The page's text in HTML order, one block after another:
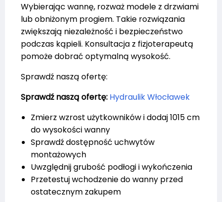
Wybierając wannę, rozważ modele z drzwiami
lub obniżonym progiem. Takie rozwiązania
zwiększają niezależność i bezpieczeństwo
podczas kąpieli. Konsultacja z fizjoterapeutą
pomoże dobrać optymalną wysokość.
Sprawdź naszą ofertę:
Sprawdź naszą ofertę: Hydraulik Włocławek
Zmierz wzrost użytkowników i dodaj 1015 cm
do wysokości wanny
Sprawdź dostępność uchwytów
montażowych
Uwzględnij grubość podłogi i wykończenia
Przetestuj wchodzenie do wanny przed
ostatecznym zakupem